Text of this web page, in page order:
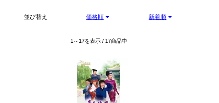
並び替え 価格順 新着順
1～17を表示 / 17商品中